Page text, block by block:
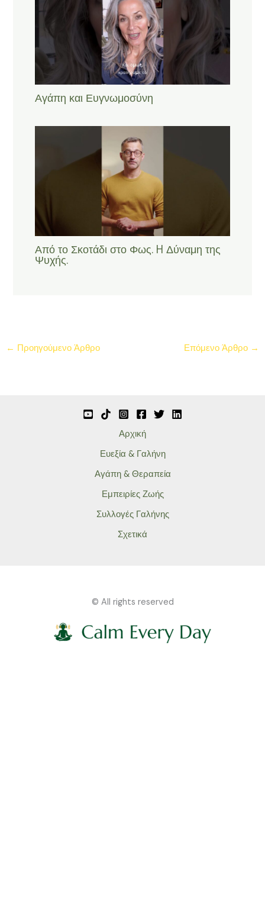
Αγάπη και Ευγνωμοσύνη
Από το Σκοτάδι στο Φως. H Δύναμη της
Ψυχής.
← Προηγούμενο Άρθρο Επόμενο Άρθρο →
Αρχική
Ευεξία & Γαλήνη
Αγάπη & Θεραπεία
Εμπειρίες Ζωής
Συλλογές Γαλήνης
Σχετικά
© All rights reserved